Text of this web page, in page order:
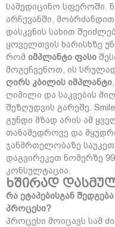
სამედიცინო სფეროში.
არჩევანში,
დასკვნის სახით
ყოველთვის ხარისხზე
რომ იმპლანტი ფასი
მოგეჩვენოთ, ის
ღირს კბილის იმპლანტი
ღიმილი და საკვების
შეზღუდვის გარეშე.
გუნდი მზად არის ამ
თანამედროვე და
ჯანმრთელობაზე
დაგვირეკეთ ნომერზე
კონსულტაცია.
ხშირად
რა ეტაპებისგან
პროცესი?
პროცესი მოიცავს სამ